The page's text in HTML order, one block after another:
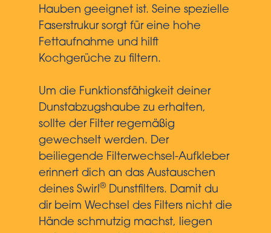
Hauben geeignet ist. Seine spezielle
Faserstrukur sorgt für eine hohe
Fettaufnahme und hilft
Kochgerüche zu filtern.
Um die Funktionsfähigkeit deiner
Dunstabzugshaube zu erhalten,
sollte der Filter regemäßig
gewechselt werden. Der
beiliegende Filterwechsel-Aufkleber
erinnert dich an das Austauschen
deines Swirl® Dunstfilters. Damit du
dir beim Wechsel des Filters nicht die
Hände schmutzig machst, liegen